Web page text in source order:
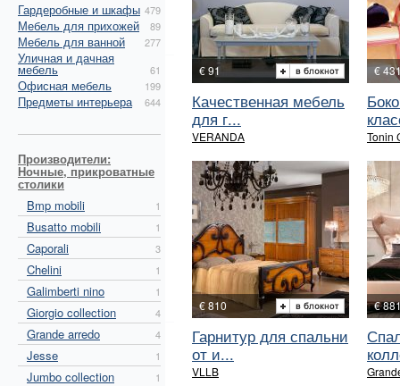
Гардеробные и шкафы 479
Мебель для прихожей 89
Мебель для ванной 277
Уличная и дачная
мебель 61
Офисная мебель 199
Предметы интерьера 644
Производители:
Ночные, прикроватные
столики
Bmp mobili
1
Busatto mobili 1
Caporali 3
Chelini 1
Galimberti nino 1
Giorgio collection 4
Grande arredo 4
Jesse 1
Jumbo collection 1
€ 91
Качественная мебель
для г...
VERANDA
€
Tonin
€ 810
Гарнитур для спальни
от и...
VLLB
€